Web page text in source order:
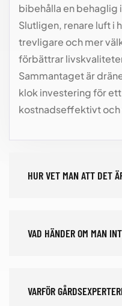
bibehålla en behaglig
Slutligen, renare luft i
trevligare och mer
förbättrar
Sammantaget är
klok investering för
kostnadseffektivt
HUR VET MAN ATT DET
VAD HÄNDER OM MAN
VARFÖR